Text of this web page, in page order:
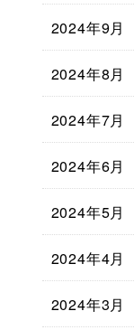
2024年9月
2024年8月
2024年7月
2024年6月
2024年5月
2024年4月
2024年3月